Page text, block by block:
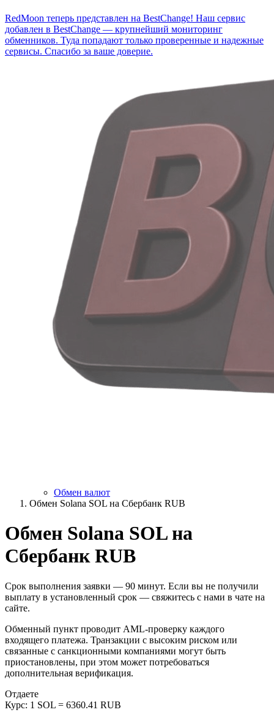
RedMoon теперь представлен на BestChange! Наш сервис
добавлен в BestChange — крупнейший мониторинг
обменников. Туда попадают только проверенные и надежные
сервисы. Спасибо за ваше доверие.
Обмен валют
Обмен Solana SOL на Сбербанк RUB
Обмен Solana SOL на
Сбербанк RUB
Срок выполнения заявки — 90 минут. Если вы не получили
выплату в установленный срок — свяжитесь с нами в чате на
сайте.
Обменный пункт проводит AML-проверку каждого
входящего платежа. Транзакции с высоким риском или
связанные с санкционными компаниями могут быть
приостановлены, при этом может потребоваться
дополнительная верификация.
Отдаете
Курс: 1 SOL = 6360.41 RUB